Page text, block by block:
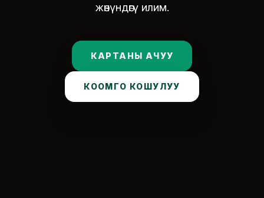
жөнүндөгү илим.
КАРТАНЫ АЧУУ
КООМГО КОШУЛУУ